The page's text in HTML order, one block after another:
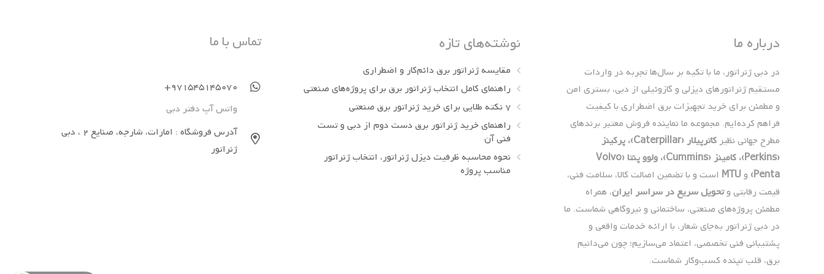
درباره ما
در دبی ژنراتور، ما با تکیه بر سال‌ها تجربه در واردات
مستقیم ژنراتورهای دیزلی و گازوئیلی از دبی، بستری امن
و مطمئن برای خرید تجهیزات برق اضطراری با کیفیت
فراهم کرده‌ایم. مجموعه ما نماینده فروش معتبر برندهای
مطرح جهانی نظیر
کاترپیلار (Caterpillar)، پرکینز
(Perkins)، کامینز (Cummins)، ولوو پنتا (Volvo
Penta) و MTU است و با تضمین اصالت کالا، سلامت فنی،
قیمت رقابتی وتحویل سریع در سراسر ایران، همراه
مطمئن پروژه‌های صنعتی، ساختمانی و نیروگاهی شماست. ما
در دبی ژنراتور به‌جای شعار، با ارائه خدمات واقعی و
پشتیبانی فنی تخصصی، اعتماد می‌سازیم؛ چون می‌دانیم
برق، قلب تپنده کسب‌وکار شماست.
نوشته‌های تازه
مقایسه ژنراتور برق دائم‌کار و اضطراری
راهنمای کامل انتخاب ژنراتور برق برای پروژه‌های صنعتی
7 نکته طلایی برای خرید ژنراتور برق صنعتی
راهنمای خرید ژنراتور برق دست دوم از دبی و تست
فنی آن
نحوه محاسبه ظرفیت دیزل ژنراتور، انتخاب ژنراتور
مناسب پروژه
تماس با ما
971545145070+
واتس آپ دفتر دبی
آدرس فروشگاه : امارات، شارجه، صنایع 2 ، دبی
ژنراتور